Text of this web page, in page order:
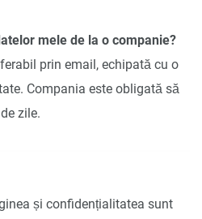
mele de la o companie?
prin email, echipată cu o
Compania este obligată să
zile.
și confidențialitatea sunt